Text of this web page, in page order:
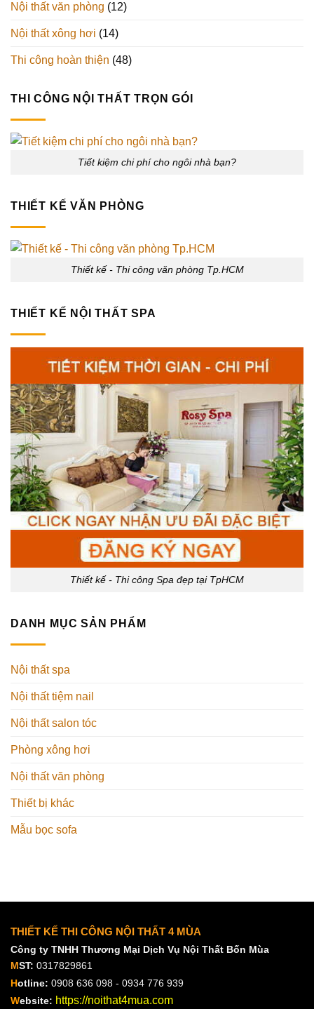
Nội thất văn phòng (12)
Nội thất xông hơi (14)
Thi công hoàn thiện (48)
THI CÔNG NỘI THẤT TRỌN GÓI
Tiết kiệm chi phí cho ngôi nhà bạn?
THIẾT KẾ VĂN PHÒNG
Thiết kế - Thi công văn phòng Tp.HCM
THIẾT KẾ NỘI THẤT SPA
Thiết kế - Thi công Spa đẹp tại TpHCM
DANH MỤC SẢN PHẨM
Nội thất spa
Nội thất tiệm nail
Nội thất salon tóc
Phòng xông hơi
Nội thất văn phòng
Thiết bị khác
Mẫu bọc sofa
THIẾT KẾ THI CÔNG NỘI THẤT 4 MÙA
Công ty TNHH Thương Mại Dịch Vụ Nội Thất Bốn Mùa
MST: 0317829861
Hotline: 0908 636 098 - 0934 776 939
Website: https://noithat4mua.com